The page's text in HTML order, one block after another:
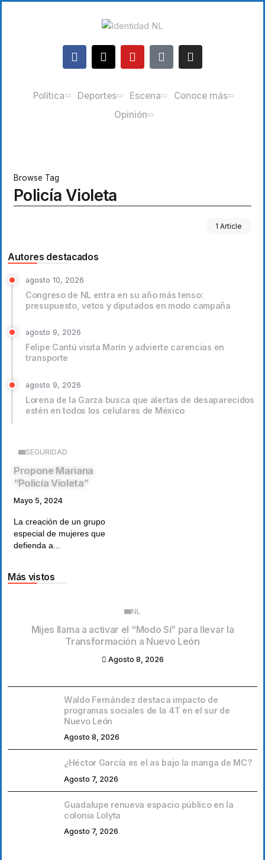
Política Deportes Escena
Conoce más
Opinión
Browse Tag
Policía Violeta
1 Article
Autores destacados
agosto 10, 2026
Congreso de NL entra en su año más tenso:
presupuesto, vetos y diputados en modo campaña
agosto 9, 2026
Felipe Cantú visita Marín y advierte carencias en
transporte
agosto 9, 2026
Lorena de la Garza busca que alertas de desaparecidos
estén en todos los celulares de México
SEGURIDAD
Propone Mariana
“Policía Violeta”
Mayo 5, 2024
La creación de un grupo
especial de mujeres que
defienda a...
Más vistos
NL
Mijes llama a activar el “Modo Sí” para llevar la
Transformación a Nuevo León
Agosto 8, 2026
Waldo Fernández destaca impacto de
programas sociales de la 4T en el sur de
Nuevo León
Agosto 8, 2026
¿Héctor García es el as bajo la manga de MC?
Agosto 7, 2026
Guadalupe renueva espacio público en la
colonia Lolyta
Agosto 7, 2026